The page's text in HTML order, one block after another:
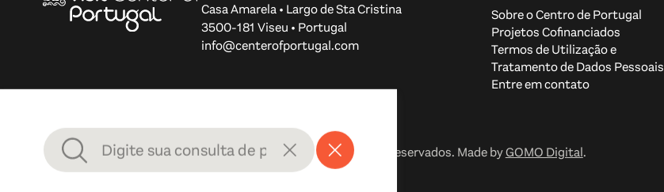
Casa Amarela • Largo de Sta Cristina
3500-181 Viseu • Portugal
info@centerofportugal.com
Sobre o Centro de Portugal
Projetos Cofinanciados
Termos de Utilização e
Tratamento de Dados Pessoais
Entre em contato
© 2012-2026 TCP/ARPT Centro de Portugal. Todos os direitos reservados. Made byGOMO Digital.